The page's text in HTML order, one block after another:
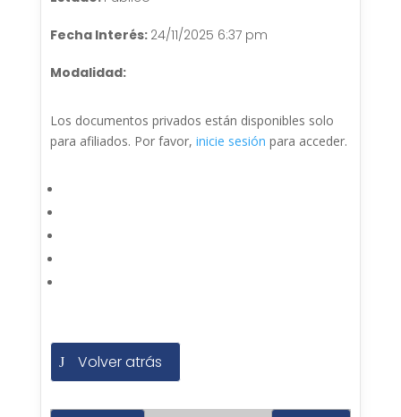
Fecha Interés: 24/11/2025 6:37 pm
Modalidad:
Los documentos privados están disponibles solo
para afiliados. Por favor, inicie sesión para acceder.
Volver atrás